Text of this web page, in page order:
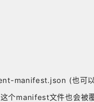
manifest.json (也可以
manifest文件也会被覆